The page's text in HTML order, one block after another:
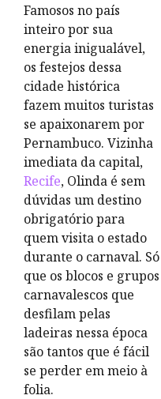
Famosos no país
inteiro por sua
energia inigualável,
os festejos dessa
cidade histórica
fazem muitos turistas
se apaixonarem por
Pernambuco. Vizinha
imediata da capital,
Recife, Olinda é sem
dúvidas um destino
obrigatório para
quem visita o estado
durante o carnaval. Só
que os blocos e grupos
carnavalescos que
desfilam pelas
ladeiras nessa época
são tantos que é fácil
se perder em meio à
folia.